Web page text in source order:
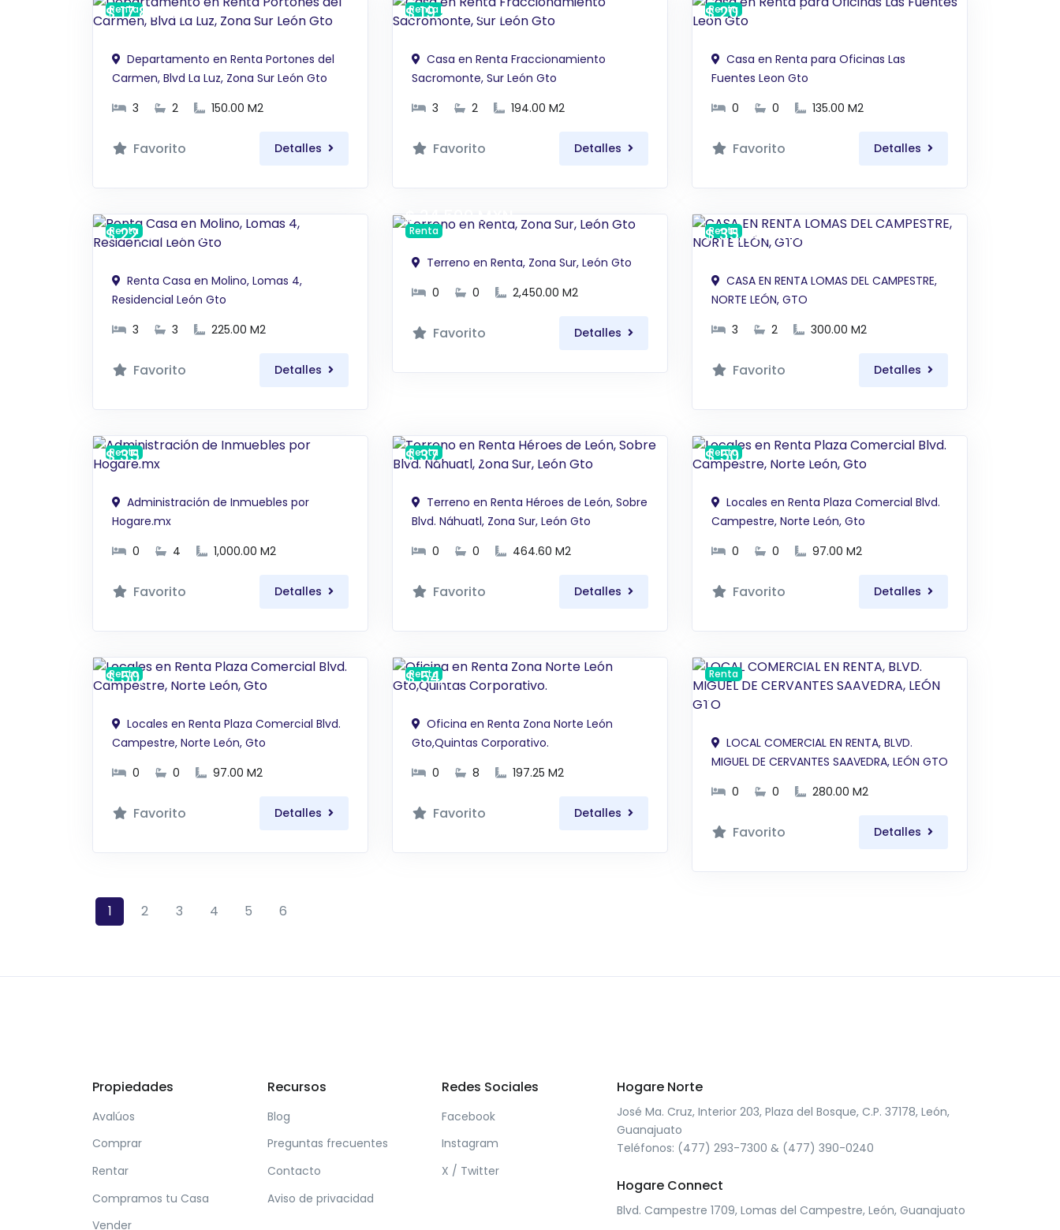
Renta
$ 17,800 MXN
Departamento en Renta Portones del
Carmen, Blvd La Luz, Zona Sur León Gto
3
2 150.00 M2
Favorito Detalles
Renta
$ 19,500 MXN
Casa en Renta Fraccionamiento
Sacromonte, Sur León Gto
3
2 194.00 M2
Favorito Detalles
Renta
$ 20,500 MXN
Casa en Renta para Oficinas Las
Fuentes Leon Gto
0
0 135.00 M2
Favorito Detalles
Renta
$ 22,000 MXN
Renta Casa en Molino, Lomas 4,
Residencial León Gto
3
3 225.00 M2
Favorito Detalles
Renta
$ 24,500 MXN
Terreno en Renta, Zona Sur, León Gto
0
0 2,450.00 M2
Favorito Detalles
Renta
$ 35,000 MXN
CASA EN RENTA LOMAS DEL CAMPESTRE,
NORTE LEÓN, GTO
3
2 300.00 M2
Favorito Detalles
Renta
$ 35,000 MXN
Administración de Inmuebles por
Hogare.mx
0
4 1,000.00 M2
Favorito Detalles
Renta
$ 37,168 MXN
Terreno en Renta Héroes de León, Sobre
Blvd. Náhuatl, Zona Sur, León Gto
0
0 464.60 M2
Favorito Detalles
Renta
$ 50,000 MXN
Locales en Renta Plaza Comercial Blvd.
Campestre, Norte León, Gto
0
0 97.00 M2
Favorito Detalles
Renta
$ 50,000 MXN
Locales en Renta Plaza Comercial Blvd.
Campestre, Norte León, Gto
0
0 97.00 M2
Favorito Detalles
Renta
$ 54,243 MXN
Oficina en Renta Zona Norte León
Gto,Quintas Corporativo.
0
8 197.25 M2
Favorito Detalles
Renta
$ 57,000 MXN
LOCAL COMERCIAL EN RENTA, BLVD.
MIGUEL DE CERVANTES SAAVEDRA, LEÓN GTO
0
0 280.00 M2
Favorito Detalles
1 2 3 4 5 6
Propiedades
Avalúos
Comprar
Rentar
Compramos tu Casa
Vender
Recursos
Blog
Preguntas frecuentes
Contacto
Aviso de privacidad
Redes Sociales
Facebook
Instagram
X / Twitter
Hogare Norte
José Ma. Cruz, Interior 203, Plaza del Bosque, C.P. 37178, León,
Guanajuato
Teléfonos: (477) 293-7300 & (477) 390-0240
Hogare Connect
Blvd. Campestre 1709, Lomas del Campestre, León, Guanajuato